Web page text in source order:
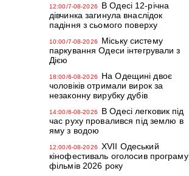
12:00/7-08-2026
В Одесі 12-річна
дівчинка загинула внаслідок
падіння з сьомого поверху
10:00/7-08-2026
Міську систему
паркування Одеси інтегрували з
Дією
18:00/6-08-2026
На Одещині двоє
чоловіків отримали вирок за
незаконну вирубку дубів
14:00/6-08-2026
В Одесі легковик під
час руху провалився під землю в
яму з водою
12:00/6-08-2026
XVII Одеський
кінофестиваль оголосив програму
фільмів 2026 року